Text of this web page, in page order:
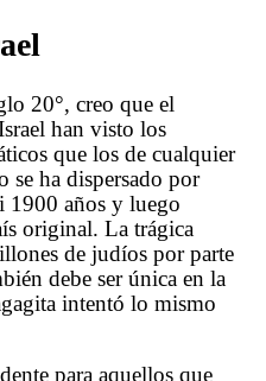
20°, creo que el
han visto los
que los de cualquier
ha dispersado por
1900 años y luego
original. La trágica
de judíos por parte
debe ser única en la
intentó lo mismo
para aquellos que